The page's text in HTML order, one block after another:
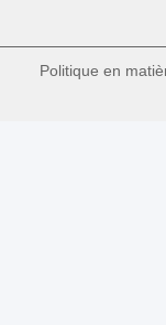
Politique en